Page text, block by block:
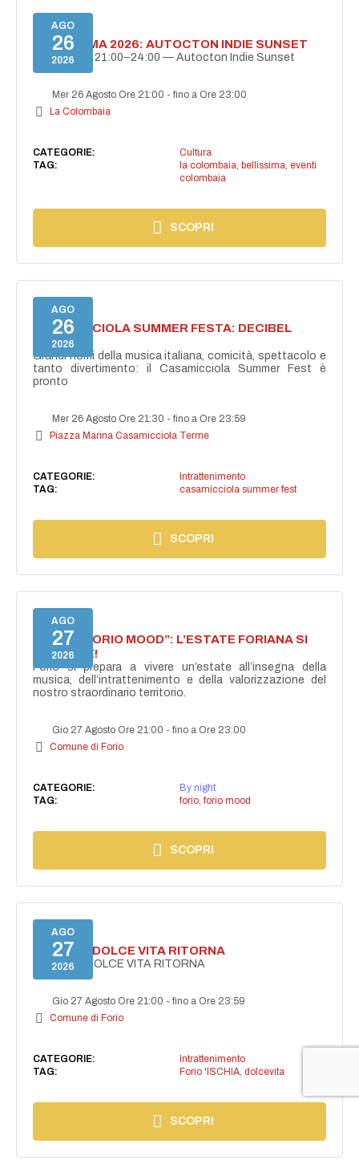
AGO
26
2026
BELLISSIMA 2026: AUTOCTON INDIE SUNSET
26 agosto | 21:00–24:00 — Autocton Indie Sunset
Mer 26 Agosto Ore 21:00 -fino a Ore 23:00
La Colombaia
CATEGORIE:
Cultura
TAG:
la colombaia, bellissima, eventi
colombaia
SCOPRI
AGO
26
2026
CASAMICCIOLA SUMMER FESTA: DECIBEL
BELLINI
Grandi nomi della musica italiana, comicità, spettacolo e
tanto divertimento: il Casamicciola Summer Fest è
pronto
Mer 26 Agosto Ore 21:30 -fino a Ore 23:59
Piazza Marina Casamicciola Terme
CATEGORIE:
Intrattenimento
TAG:
casamicciola summer fest
SCOPRI
AGO
27
2026
NASCE “FORIO MOOD”: L’ESTATE FORIANA SI
ACCENDE!
Forio si prepara a vivere un’estate all’insegna della
musica, dell’intrattenimento e della valorizzazione del
nostro straordinario territorio.
Gio 27 Agosto Ore 21:00 -fino a Ore 23:00
Comune di Forio
CATEGORIE:
By night
TAG:
forio, forio mood
SCOPRI
AGO
27
2026
FORIO LA DOLCE VITA RITORNA
FORIO LA DOLCE VITA RITORNA
Gio 27 Agosto Ore 21:00 -fino a Ore 23:59
Comune di Forio
CATEGORIE:
Intrattenimento
TAG:
Forio 'ISCHIA, dolcevita
SCOPRI